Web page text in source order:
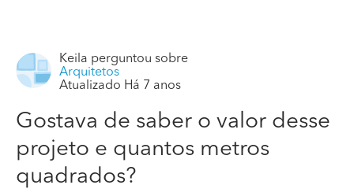
Keila perguntou sobre
Arquitetos
Atualizado Há 7 anos
Gostava de saber o valor desse
projeto e quantos metros
quadrados?